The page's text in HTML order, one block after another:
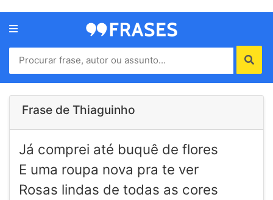
Menu
Home
Autores
de
Contato
Frase de Thiaguinho
Já comprei até buquê de flores
E uma roupa nova pra te ver
Rosas lindas de todas as cores